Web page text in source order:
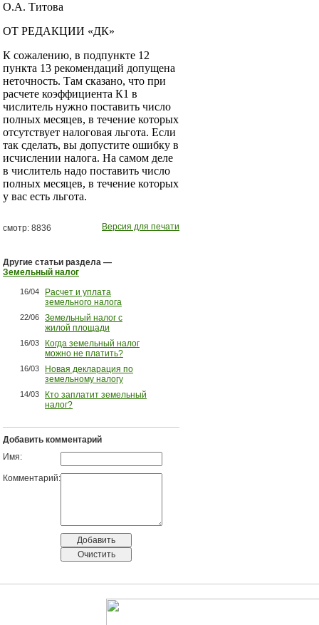
О.А. Титова
ОТ РЕДАКЦИИ «ДК»
К сожалению, в подпункте 12
пункта 13 рекомендаций допущена
неточность. Там сказано, что при
расчете коэффициента К1 в
числитель нужно поставить число
полных месяцев, в течение которых
отсутствует налоговая льгота. Если
так сделать, вы допустите ошибку в
исчислении налога. На самом деле
в числитель надо поставить число
полных месяцев, в течение которых
у вас есть льгота.
смотр: 8836 Версия для печати
Другие статьи раздела —
Земельный налог
16/04
Расчет и уплата
земельного налога
22/06
Земельный налог с
жилой площади
16/03
Когда земельный налог
можно не платить?
16/03
Новая декларация по
земельному налогу
14/03
Кто заплатит земельный
налог?
Добавить комментарий
Имя:
Комментарий: